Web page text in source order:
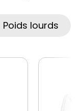
Poids lourds